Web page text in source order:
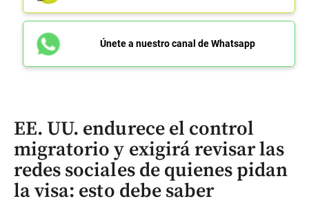
Únete a nuestro canal de Whatsapp
EE. UU. endurece el control
migratorio y exigirá revisar las
redes sociales de quienes pidan
la visa: esto debe saber